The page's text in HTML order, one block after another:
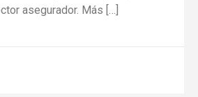
asegurador. Más […]